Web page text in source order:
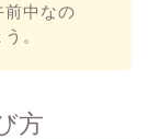
前中なの
。
方